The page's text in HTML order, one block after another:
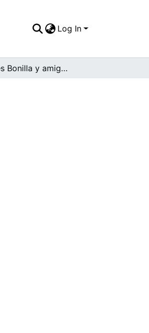
Log In
Mercedes Bonilla y amigas, el día de su matrimonio